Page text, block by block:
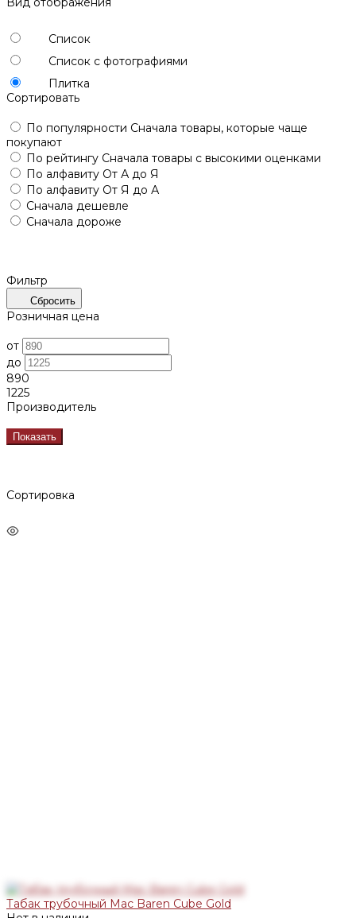
Список
Список с фотографиями
Плитка
Сортировать
По популярности Сначала товары, которые чаще
покупают
По рейтингу Сначала товары с высокими оценками
По алфавиту От А до Я
По алфавиту От Я до А
Сначала дешевле
Сначала дороже
Фильтр
Сбросить
Розничная цена
от
до
890
1225
Производитель
Показать
Сортировка
Табак трубочный Mac Baren Cube Gold